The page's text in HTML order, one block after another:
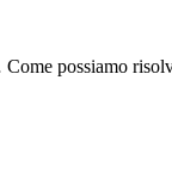
possiamo